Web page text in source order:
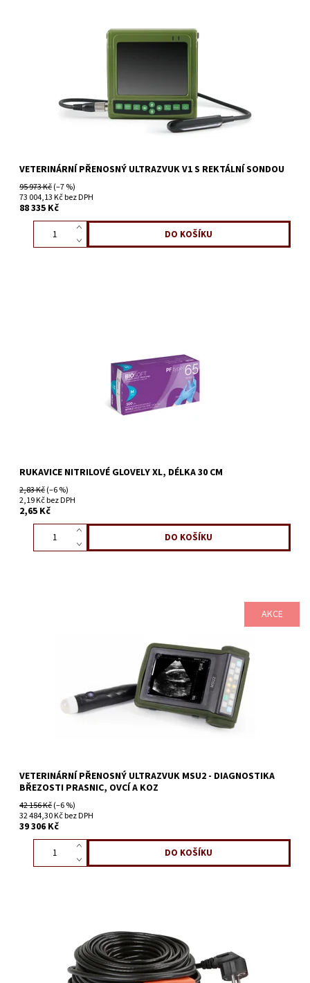
VETERINÁRNÍ PŘENOSNÝ ULTRAZVUK V1 S REKTÁLNÍ SONDOU
95 973 Kč(–7 %)
73 004,13 Kč bez DPH
88 335 Kč
RUKAVICE NITRILOVÉ GLOVELY XL, DÉLKA 30 CM
2,83 Kč(–6 %)
2,19 Kč bez DPH
2,65 Kč
AKCE
VETERINÁRNÍ PŘENOSNÝ ULTRAZVUK MSU2 - DIAGNOSTIKA
BŘEZOSTI PRASNIC, OVCÍ A KOZ
42 156 Kč(–6 %)
32 484,30 Kč bez DPH
39 306 Kč